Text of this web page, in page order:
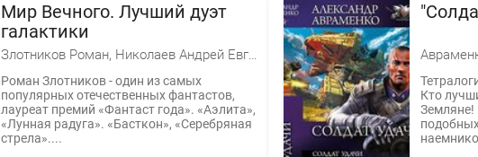
Мир Вечного. Лучший дуэт
галактики
Злотников Роман, Николаев Андрей Евгеньевич
Роман Злотников - один из самых
популярных отечественных фантастов,
лауреат премий «Фантаст года». «Аэлита»,
«Лунная радуга». «Басткон», «Серебряная
стрела»....
Кто
Земляне!